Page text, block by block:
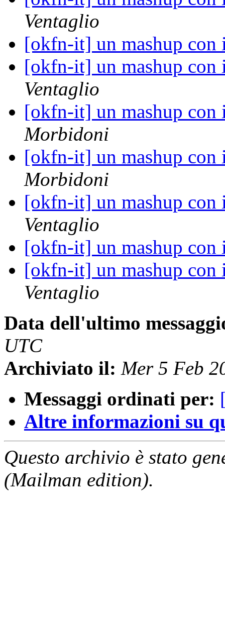
Ventaglio
[okfn-it] un mashup
[okfn-it] un mashup
Ventaglio
[okfn-it] un mashup
Morbidoni
[okfn-it] un mashup
Morbidoni
[okfn-it] un mashup
Ventaglio
[okfn-it] un mashup
[okfn-it] un mashup
Ventaglio
Data dell'ultimo
UTC
Archiviato il: Mer 5 Feb
Messaggi ordinati per:
Altre informazioni su
Questo archivio è stato
(Mailman edition).